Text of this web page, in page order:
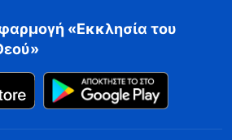
«Εκκλησία του